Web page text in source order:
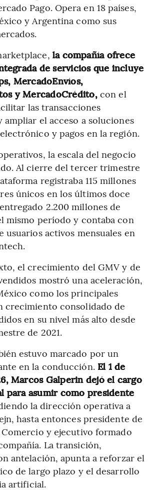
Pago. Opera en 18 países,
y Argentina como sus
la compañía ofrece
de servicios que incluye
MercadoEnvíos,
y MercadoCrédito,con el
las transacciones
ampliar el acceso a soluciones
y pagos en la región.
la escala del negocio
Al cierre del tercer trimestre
registraba 115 millones
únicos en los últimos doce
2.200 millones de
mismo período y contaba con
usuarios activos mensuales en
el crecimiento del GMV y de
mostró una aceleración,
como los principales
crecimiento consolidado de
en su nivel más alto desde
de 2021.
estuvo marcado por un
en la conducción. El 1 de
Marcos Galperin dejó el cargo
para asumir como presidente
la dirección operativa a
hasta entonces presidente de
y ejecutivo formado
La transición,
antelación, apunta a reforzar el
de largo plazo y el desarrollo
artificial.